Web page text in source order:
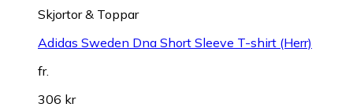
Skjortor & Toppar
Adidas Sweden Dna Short Sleeve T-shirt (Herr)
fr.
306 kr